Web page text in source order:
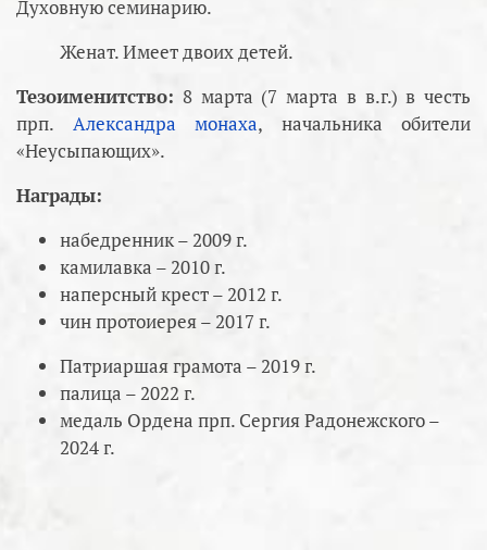
Духовную семинарию.
Женат. Имеет двоих детей.
Тезоименитство: 8 марта (7 марта в в.г.) в честь
прп. Александра монаха, начальника обители
«Неусыпающих».
Награды:
набедренник – 2009 г.
камилавка – 2010 г.
наперсный крест – 2012 г.
чин протоиерея – 2017 г.
Патриаршая грамота – 2019 г.
палица – 2022 г.
медаль Ордена прп. Сергия Радонежского –
2024 г.